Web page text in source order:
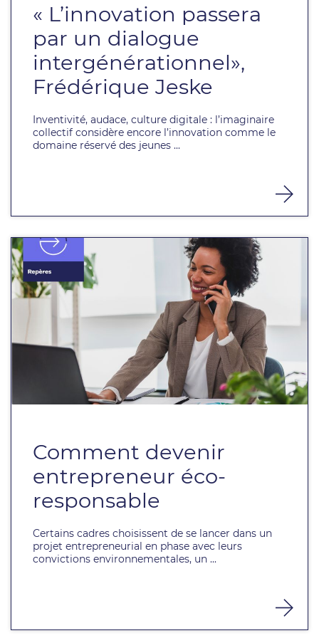
« L’innovation passera
par un dialogue
intergénérationnel»,
Frédérique Jeske
Inventivité, audace, culture digitale : l’imaginaire
collectif considère encore l’innovation comme le
domaine réservé des jeunes ...
Comment devenir
entrepreneur éco-
responsable
Certains cadres choisissent de se lancer dans un
projet entrepreneurial en phase avec leurs
convictions environnementales, un ...